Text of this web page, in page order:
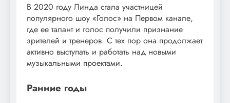
В 2020 году Линда стала участницей
популярного шоу «Голос» на Первом канале,
где ее талант и голос получили признание
зрителей и тренеров. С тех пор она продолжает
активно выступать и работать над новыми
музыкальными проектами.
Ранние годы